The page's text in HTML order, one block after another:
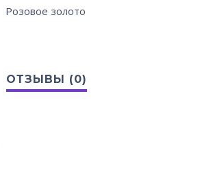
Розовое золото